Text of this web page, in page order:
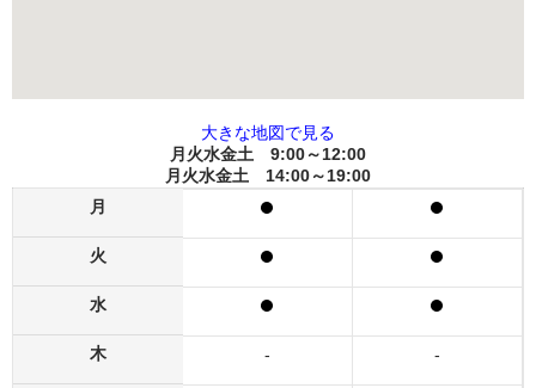
大きな地図で見る
月火水金土 9:00～12:00
月火水金土 14:00～19:00
月
火
水
木 - -